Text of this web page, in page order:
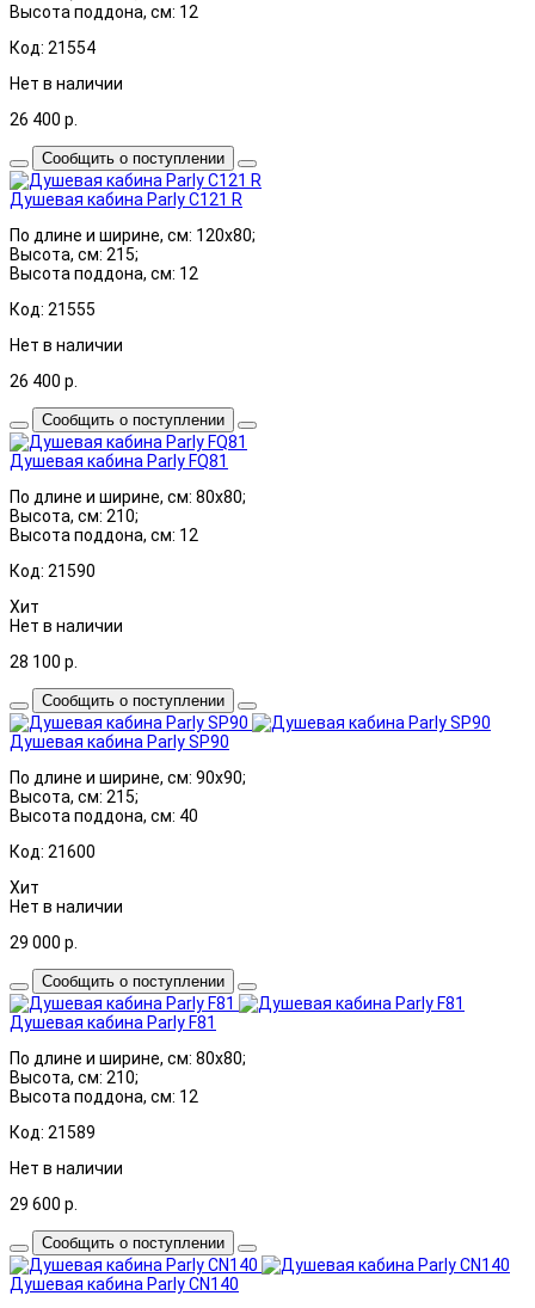
Высота поддона, см: 12
Код: 21554
Нет в наличии
26 400 р.
Сообщить о поступлении
Душевая кабина Parly C121 R
По длине и ширине, см: 120x80;
Высота, см: 215;
Высота поддона, см: 12
Код: 21555
Нет в наличии
26 400 р.
Сообщить о поступлении
Душевая кабина Parly FQ81
По длине и ширине, см: 80x80;
Высота, см: 210;
Высота поддона, см: 12
Код: 21590
Хит
Нет в наличии
28 100 р.
Сообщить о поступлении
Душевая кабина Parly SP90
По длине и ширине, см: 90x90;
Высота, см: 215;
Высота поддона, см: 40
Код: 21600
Хит
Нет в наличии
29 000 р.
Сообщить о поступлении
Душевая кабина Parly F81
По длине и ширине, см: 80x80;
Высота, см: 210;
Высота поддона, см: 12
Код: 21589
Нет в наличии
29 600 р.
Сообщить о поступлении
Душевая кабина Parly CN140